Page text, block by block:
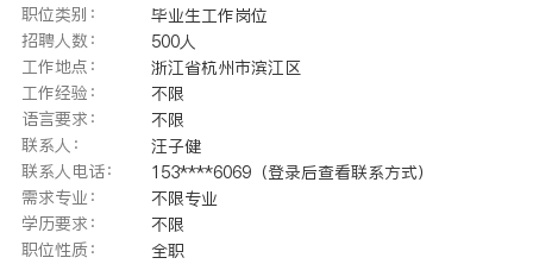
职位类别：
毕业生工作岗位
招聘人数：
500人
工作地点：
浙江省杭州市滨江区
工作经验：
不限
语言要求：
不限
联系人：
汪子健
联系人电话：
153****6069（登录后查看联系方式）
需求专业：
不限专业
学历要求：
不限
职位性质：
全职